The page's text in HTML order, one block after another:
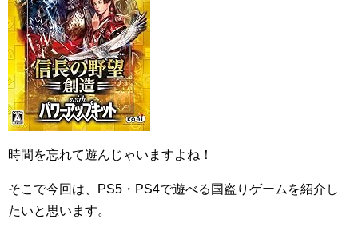
時間を忘れて遊んじゃいますよね！
そこで今回は、PS5・PS4で遊べる国盗りゲームを紹介し
たいと思います。